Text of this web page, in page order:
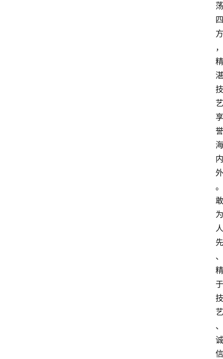
荡
四
方
，
精
湛
技
艺
享
誉
海
内
外
。
敢
为
人
先
、
精
于
技
艺
、
诚
信